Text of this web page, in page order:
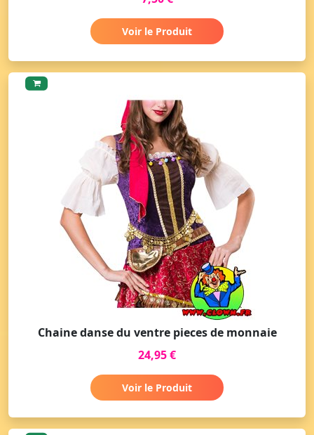
Voir le Produit
Chaine danse du ventre pieces de monnaie
24,95 €
Voir le Produit